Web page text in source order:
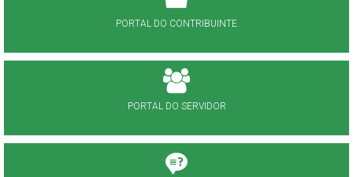
PORTAL DO CONTRIBUINTE
PORTAL DO SERVIDOR